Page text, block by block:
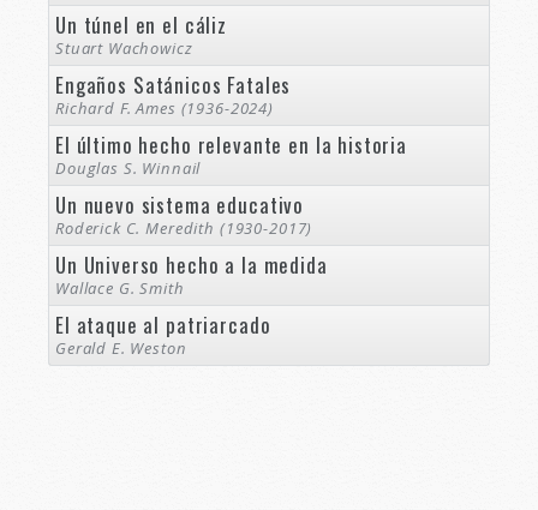
Un túnel en el cáliz
Stuart Wachowicz
Engaños Satánicos Fatales
Richard F. Ames (1936-2024)
El último hecho relevante en la historia
Douglas S. Winnail
Un nuevo sistema educativo
Roderick C. Meredith (1930-2017)
Un Universo hecho a la medida
Wallace G. Smith
El ataque al patriarcado
Gerald E. Weston